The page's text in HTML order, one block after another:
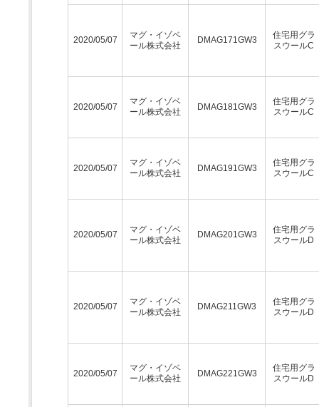
2020/05/07
マグ・イゾベ
ール株式会社
DMAG171GW3
住宅用グラ
スウールC
2020/05/07
マグ・イゾベ
ール株式会社
DMAG181GW3
住宅用グラ
スウールC
2020/05/07
マグ・イゾベ
ール株式会社
DMAG191GW3
住宅用グラ
スウールC
2020/05/07
マグ・イゾベ
ール株式会社
DMAG201GW3
住宅用グラ
スウールD
2020/05/07
マグ・イゾベ
ール株式会社
DMAG211GW3
住宅用グラ
スウールD
2020/05/07
マグ・イゾベ
ール株式会社
DMAG221GW3
住宅用グラ
スウールD